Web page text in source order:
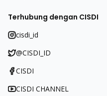
Terhubung dengan CISDI
cisdi_id
@CISDI_ID
CISDI
CISDI CHANNEL